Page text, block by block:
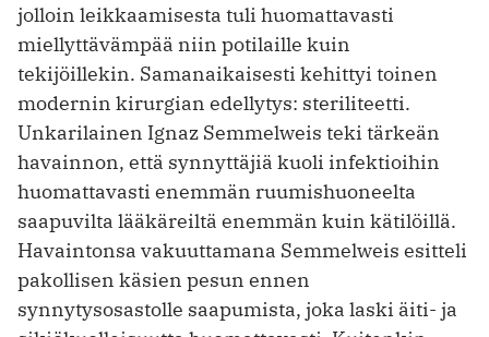
jolloin leikkaamisesta tuli huomattavasti
miellyttävämpää niin potilaille kuin
tekijöillekin. Samanaikaisesti kehittyi toinen
modernin kirurgian edellytys: steriliteetti.
Unkarilainen Ignaz Semmelweis teki tärkeän
havainnon, että synnyttäjiä kuoli infektioihin
huomattavasti enemmän ruumishuoneelta
saapuvilta lääkäreiltä enemmän kuin kätilöillä.
Havaintonsa vakuuttamana Semmelweis esitteli
pakollisen käsien pesun ennen
synnytysosastolle saapumista, joka laski äiti- ja